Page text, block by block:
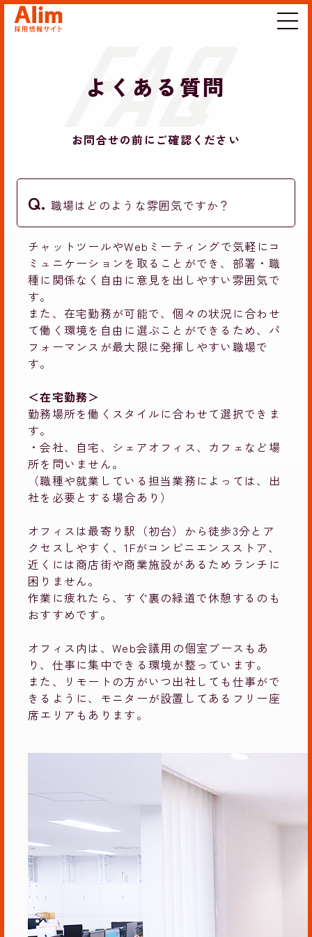
よくある質問
お問合せの前にご確認ください
職場はどのような雰囲気ですか？
チャットツールやWebミーティングで気軽にコ
ミュニケーションを取ることができ、部署・職
種に関係なく自由に意見を出しやすい雰囲気で
す。
また、在宅勤務が可能で、個々の状況に合わせ
て働く環境を自由に選ぶことができるため、パ
フォーマンスが最大限に発揮しやすい職場で
す。
＜在宅勤務＞
勤務場所を働くスタイルに合わせて選択できま
す。
・会社、自宅、シェアオフィス、カフェなど場
所を問いません。
（職種や就業している担当業務によっては、出
社を必要とする場合あり）
オフィスは最寄り駅（初台）から徒歩3分とア
クセスしやすく、1Fがコンビニエンスストア、
近くには商店街や商業施設があるためランチに
困りません。
作業に疲れたら、すぐ裏の緑道で休憩するのも
おすすめです。
オフィス内は、Web会議用の個室ブースもあ
り、仕事に集中できる環境が整っています。
また、リモートの方がいつ出社しても仕事がで
きるように、モニターが設置してあるフリー座
席エリアもあります。